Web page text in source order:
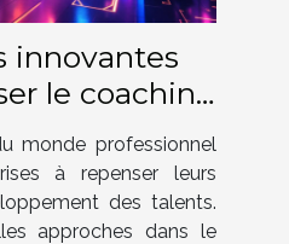
innovantes
le coaching
monde professionnel
à repenser leurs
des talents.
approches dans le